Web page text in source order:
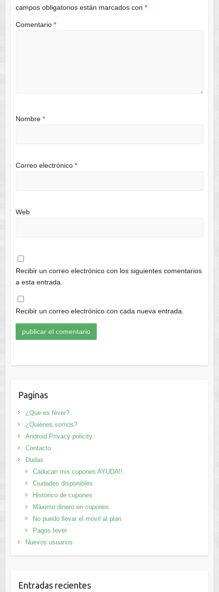
campos obligatorios están marcados con *
Comentario *
Nombre *
Correo electrónico *
Web
Recibir un correo electrónico con los siguientes comentarios
a esta entrada.
Recibir un correo electrónico con cada nueva entrada.
Paginas
¿Que es fever?
¿Quiénes somos?
Android Privacy policity
Contacto
Dudas
Caducan mis cupones AYUDA!!
Ciudades disponibles
Histórico de cupones
Máximo dinero en cupones
No puedo llevar el movil al plan
Pagos fever
Nuevos usuarios
Entradas recientes